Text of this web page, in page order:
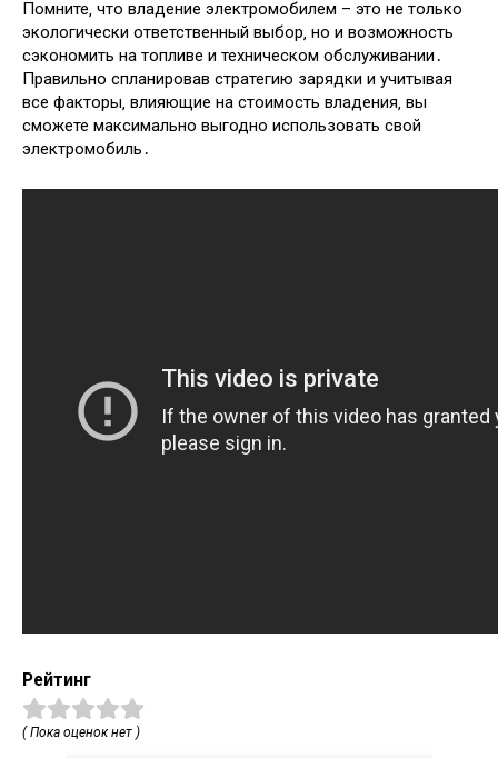
Помните‚ что владение электромобилем – это не только
экологически ответственный выбор‚ но и возможность
сэкономить на топливе и техническом обслуживании․
Правильно спланировав стратегию зарядки и учитывая
все факторы‚ влияющие на стоимость владения‚ вы
сможете максимально выгодно использовать свой
электромобиль․
Рейтинг
( Пока оценок нет )